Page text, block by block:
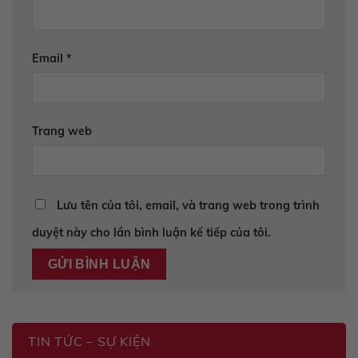
TIN TỨC – SỰ KIỆN
Email *
Trang web
Lưu tên của tôi, email, và trang web trong trình
duyệt này cho lần bình luận kế tiếp của tôi.